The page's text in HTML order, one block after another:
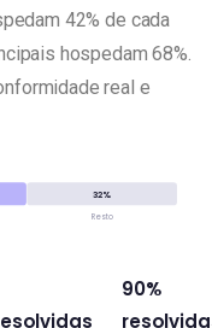
42% de cada
hospedam 68%.
real e
32%
Resto
90%